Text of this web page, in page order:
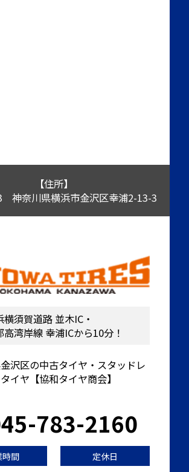
【住所】
神奈川県横浜市金沢区幸浦2-13-3
横須賀道路 並木IC・
高湾岸線 幸浦ICから10分！
沢区の中古タイヤ・スタッドレ
イヤ【協和タイヤ商会】
783-2160
時間
定休日